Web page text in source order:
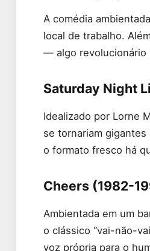
A comédia
local de trabalho.
— algo revolucionário
Saturday Night
Idealizado por Lorne
se tornariam
o formato fresco há
Cheers (1982-
Ambientada em um
o clássico “vai-não-
voz própria para o